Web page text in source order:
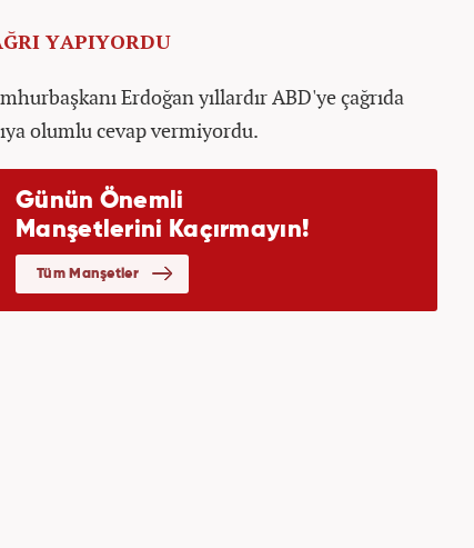
YAPIYORDU
Erdoğan yıllardır ABD'ye çağrıda
olumlu cevap vermiyordu.